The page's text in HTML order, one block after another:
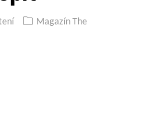
Magazín The